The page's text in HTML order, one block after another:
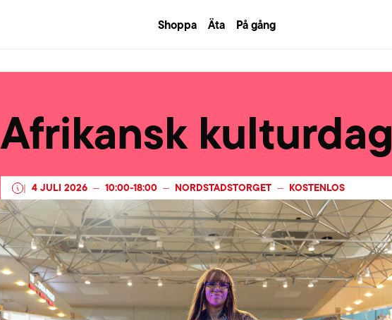
Shoppa Äta På gång
Afrikansk kulturdag
| 4 JULI 2026 — 10:00-18:00 — NORDSTADSTORGET — KOSTENLOS